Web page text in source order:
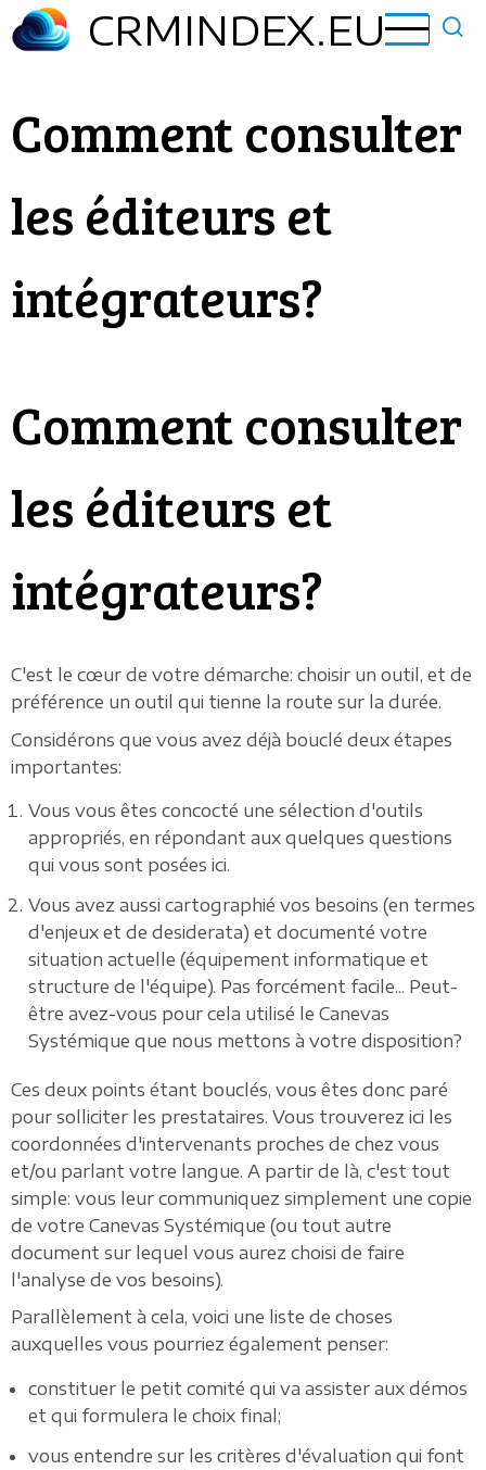
Aller
au
CRMINDEX.EU
Comment consulter
les éditeurs et
intégrateurs?
Comment consulter
les éditeurs et
intégrateurs?
C'est le cœur de votre démarche: choisir un outil, et de
préférence un outil qui tienne la route sur la durée.
Considérons que vous avez déjà bouclé deux étapes
importantes:
Vous vous êtes concocté une sélection d'outils
appropriés, en répondant aux quelques questions
qui vous sont posées ici.
Vous avez aussi cartographié vos besoins (en termes
d'enjeux et de desiderata) et documenté votre
situation actuelle (équipement informatique et
structure de l'équipe). Pas forcément facile... Peut-
être avez-vous pour cela utilisé le Canevas
Systémique que nous mettons à votre disposition?
Ces deux points étant bouclés, vous êtes donc paré
pour solliciter les prestataires. Vous trouverez ici les
coordonnées d'intervenants proches de chez vous
et/ou parlant votre langue. A partir de là, c'est tout
simple: vous leur communiquez simplement une copie
de votre Canevas Systémique (ou tout autre
document sur lequel vous aurez choisi de faire
l'analyse de vos besoins).
Parallèlement à cela, voici une liste de choses
auxquelles vous pourriez également penser:
constituer le petit comité qui va assister aux démos
et qui formulera le choix final;
vous entendre sur les critères d'évaluation qui font